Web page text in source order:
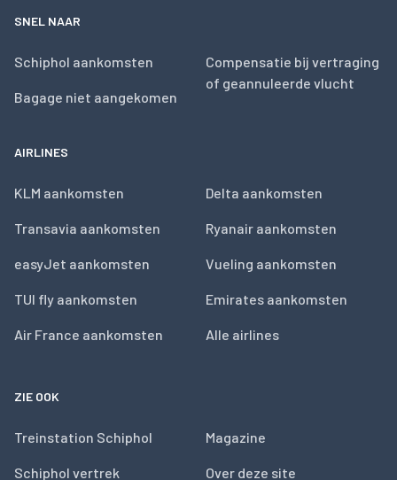
SNEL NAAR
Schiphol aankomsten
Bagage niet aangekomen
Compensatie bij vertraging
of geannuleerde vlucht
AIRLINES
KLM aankomsten
Transavia aankomsten
easyJet aankomsten
TUI fly aankomsten
Air France aankomsten
Delta aankomsten
Ryanair aankomsten
Vueling aankomsten
Emirates aankomsten
Alle airlines
ZIE OOK
Treinstation Schiphol
Schiphol vertrek
Magazine
Over deze site